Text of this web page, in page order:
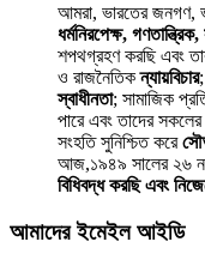
আমরা, ভারতের জনগণ,
ধর্মনিরপেক্ষ,
শপথগ্রহণ করছি এবং
ও রাজনৈতিকন্যায়বিচার
স্বাধীনতা; সামাজিক
পারে এবং তাদের
সংহতি সুনিশ্চিত করে
আজ,১৯৪৯ সালের ২৬
বিধিবদ্ধ করছি এবং
আমাদের ইমেইল আইডি